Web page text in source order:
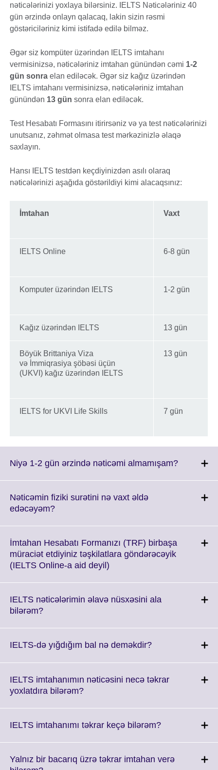
nəticələrinizi yoxlaya bilərsiniz. IELTS Nəticələriniz 40
gün ərzində onlayn qalacaq, lakin sizin rəsmi
göstəriciləriniz kimi istifadə edilə bilməz.
Əgər siz kompüter üzərindən IELTS imtahanı
vermisinizsə, nəticələriniz imtahan günündən cəmi 1-2
gün sonra elan ediləcək. Əgər siz kağız üzərindən
IELTS imtahanı vermisinizsə, nəticələriniz imtahan
günündən 13 gün sonra elan ediləcək.
Test Hesabatı Formasını itirirsəniz və ya test nəticələrinizi
unutsanız, zəhmət olmasa test mərkəzinizlə əlaqə
saxlayın.
Hansı IELTS testdən keçdiyinizdən asılı olaraq
nəticələrinizi aşağıda göstərildiyi kimi alacaqsınız:
İmtahan Vaxt
IELTS Online 6-8 gün
Komputer üzərindən IELTS 1-2 gün
Kağız üzərindən IELTS 13 gün
Böyük Brittaniya Viza
və İmmiqrasiya şöbəsi üçün
(UKVI) kağız üzərindən IELTS
13 gün
IELTS for UKVI Life Skills 7 gün
Niyə 1-2 gün ərzində nəticəmi almamışam?Click
Nəticəmin fiziki surətini nə vaxt əldə
edəcəyəm?Click
More
information
available.
İmtahan Hesabatı Formanızı (TRF) birbaşa
müraciət etdiyiniz təşkilatlara göndərəcəyik
(IELTS Online-a aid deyil)
More
IELTS nəticələrimin əlavə nüsxəsini ala
bilərəm?Click
More
IELTS-də yığdığım bal nə deməkdir?Click
More
IELTS imtahanımın nəticəsini necə təkrar
yoxlatdıra bilərəm?Click
More
IELTS imtahanımı təkrar keçə bilərəm?Click
More
Yalnız bir bacarıq üzrə təkrar imtahan verə